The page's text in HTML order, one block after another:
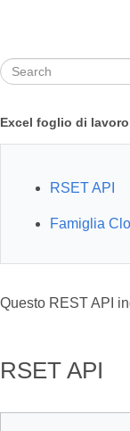
Excel foglio di
RSET API
Famiglia
Questo REST API
RSET API